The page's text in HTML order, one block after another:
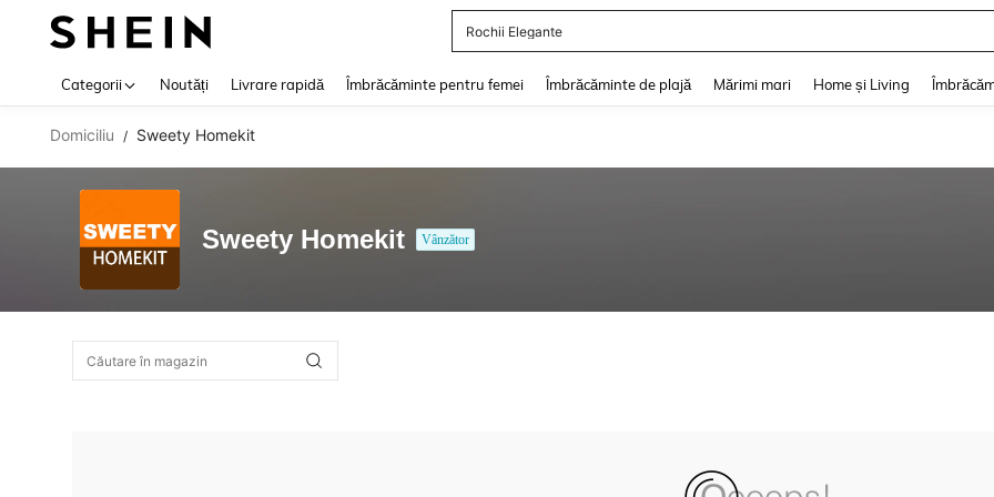
Rochii Elegante
Categorii Noutăți Livrare rapidă Îmbrăcăminte pentru femei Îmbrăcăminte de plajă Mărimi mari Home și Living
Domiciliu / Sweety Homekit
Sweety Homekit Vânzător